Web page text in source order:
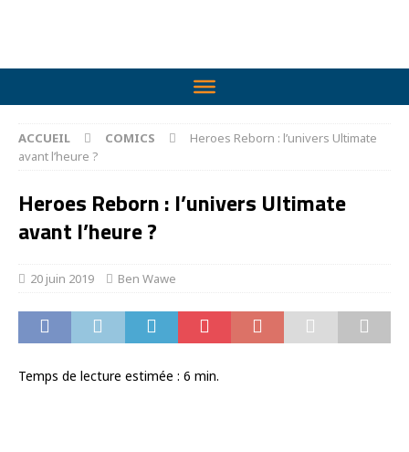
ACCUEIL COMICS
Heroes Reborn : l’univers Ultimate
avant l’heure ?
Heroes Reborn : l’univers Ultimate
avant l’heure ?
20 juin 2019 Ben Wawe
Temps de lecture estimée : 6 min.